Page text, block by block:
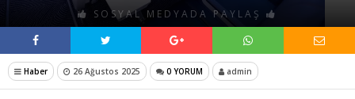
SOSYAL MEDYADA PAYLAŞ
Haber 26 Ağustos 2025 0 YORUM admin